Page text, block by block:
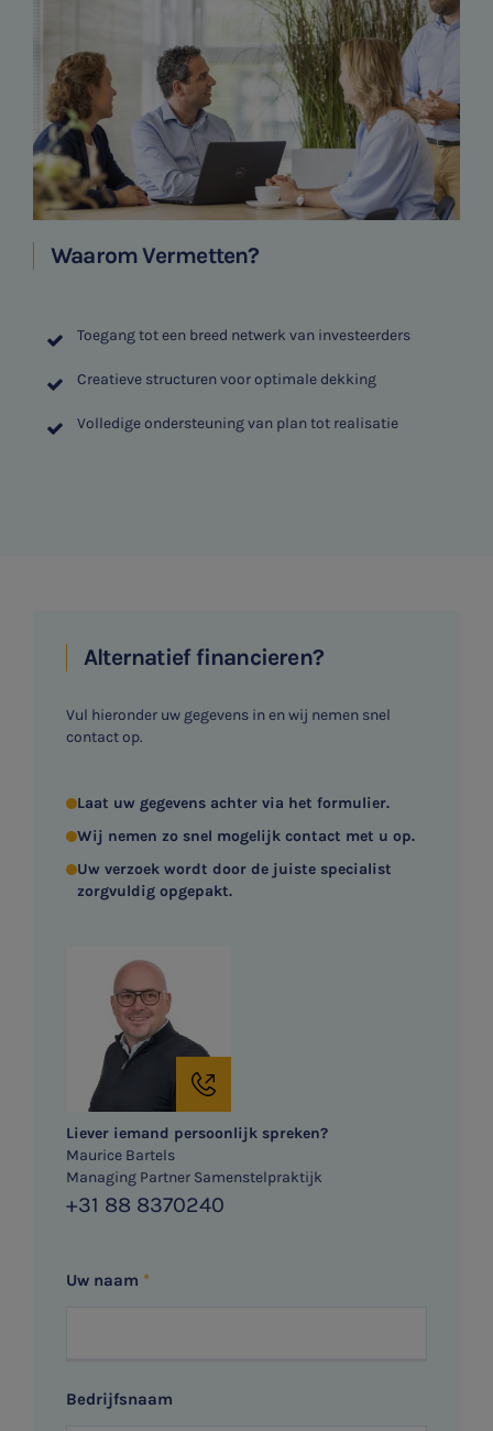
WKR
Belastingadvies
E-commerce
Ondernemer en privé
HR Advies
Agro
Vacatures
Waarom Vermetten?
Toegang tot een breed netwerk van investeerders
Creatieve structuren voor optimale dekking
Volledige ondersteuning van plan tot realisatie
Alternatief financieren?
Vul hieronder uw gegevens in en wij nemen snel
contact op.
Laat uw gegevens achter via het formulier.
Wij nemen zo snel mogelijk contact met u op.
Uw verzoek wordt door de juiste specialist
zorgvuldig opgepakt.
Liever iemand persoonlijk spreken?
Maurice Bartels
Managing Partner Samenstelpraktijk
+31 88 8370240
Uw naam
Bedrijfsnaam